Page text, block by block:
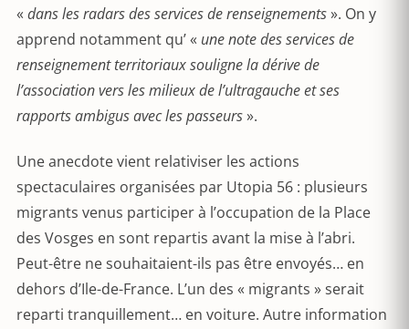
« dans les radars des services de renseignements». On y
apprend notamment qu’ « une note des services de
renseignement territoriaux souligne la dérive de
l’association vers les milieux de l’ultragauche et ses
rapports ambigus avec les passeurs».
Une anecdote vient relativiser les actions
spectaculaires organisées par Utopia 56 : plusieurs
migrants venus participer à l’occupation de la Place
des Vosges en sont repartis avant la mise à l’abri.
Peut-être ne souhaitaient-ils pas être envoyés… en
dehors d’Ile-de-France. L’un des « migrants » serait
reparti tranquillement… en voiture. Autre information